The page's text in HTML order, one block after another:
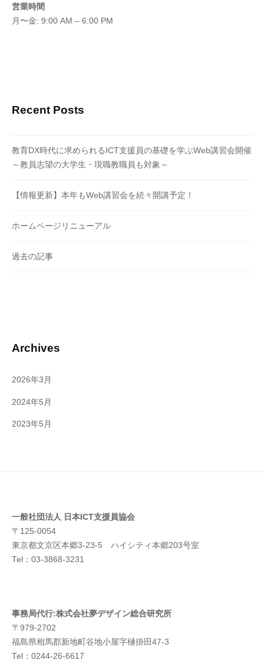
営業時間
月〜金: 9:00 AM – 6:00 PM
Recent Posts
教育DX時代に求められるICT支援員の基礎を学ぶWeb講習会開催
～教員志望の大学生・現職教職員も対象～
【情報更新】本年もWeb講習会を続々開講予定！
ホームページリニューアル
過去の記事
Archives
2026年3月
2024年5月
2023年5月
一般社団法人 日本ICT支援員協会
〒125-0054
東京都文京区本郷3-23-5 ハイシティ本郷203号室
Tel：03-3868-3231
事務局代行:株式会社夢デザイン総合研究所
〒979-2702
福島県相馬郡新地町谷地小屋字樋掛田47-3
Tel：0244-26-6617